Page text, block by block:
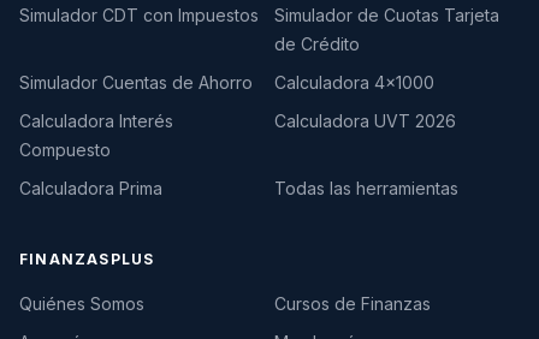
Simulador CDT con Impuestos
Simulador de Cuotas Tarjeta
de Crédito
Simulador Cuentas de Ahorro
Calculadora 4×1000
Calculadora Interés
Compuesto
Calculadora UVT 2026
Calculadora Prima Todas las herramientas
FINANZASPLUS
Quiénes Somos
Cursos de Finanzas